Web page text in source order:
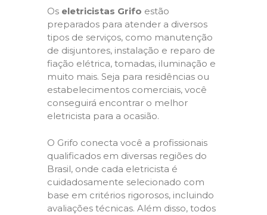
Os eletricistas Grifo estão
preparados para atender a diversos
tipos de serviços, como manutenção
de disjuntores, instalação e reparo de
fiação elétrica, tomadas, iluminação e
muito mais. Seja para residências ou
estabelecimentos comerciais, você
conseguirá encontrar o melhor
eletricista para a ocasião.
O Grifo conecta você a profissionais
qualificados em diversas regiões do
Brasil, onde cada eletricista é
cuidadosamente selecionado com
base em critérios rigorosos, incluindo
avaliações técnicas. Além disso, todos